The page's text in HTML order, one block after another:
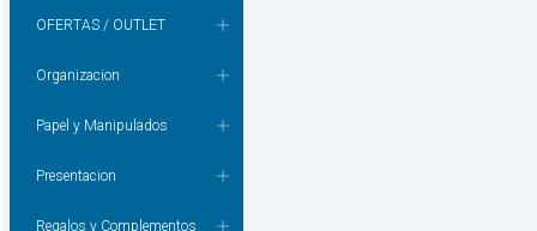
OFERTAS / OUTLET
Organizacion
Papel y Manipulados
Presentacion
Regalos y Complementos